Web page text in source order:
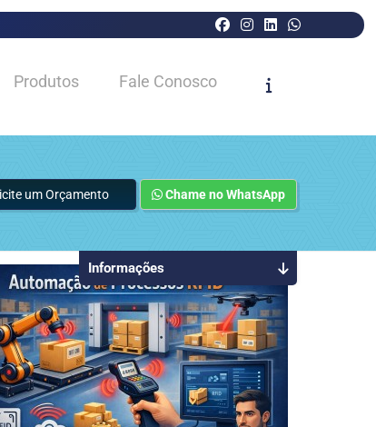
Produtos Fale Conosco
um Orçamento Chame no WhatsApp
Informações